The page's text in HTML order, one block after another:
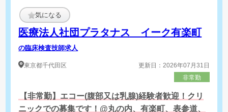
気になる
医療法人社団プラタナス イーク有楽町
の臨床検査技師求人
東京都千代田区
更新日：2026年07月31日
非常勤
【非常勤】エコー(腹部又は乳腺)経験者歓迎！クリ
ニックでの募集です！@丸の内、有楽町、表参道、